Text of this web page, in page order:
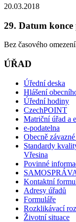
20.03.2018
29. Datum
Bez časového
ÚŘAD
Úřední deska
Hlášení
Úřední hodiny
CzechPOINT
Matriční úřad a
e-podatelna
Obecně
Standardy
Vřesina
Povinné
Kontaktní
Adresy úřadů
Formuláře
Rozklikávací
Životní situace